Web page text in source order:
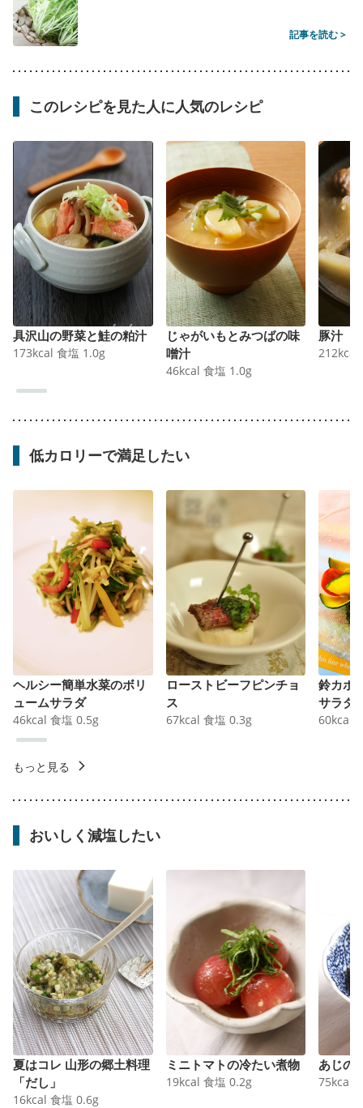
記事を読む >
このレシピを見た人に人気のレシピ
具沢山の野菜と鮭の粕汁
173kcal 食塩 1.0g
じゃがいもとみつばの味
噌汁
46kcal 食塩 1.0g
豚汁
212kcal
低カロリーで満足したい
ヘルシー簡単水菜のボリ
ュームサラダ
46kcal 食塩 0.5g
ローストビーフピンチョ
ス
67kcal 食塩 0.3g
鈴カボ
サラダ
60kcal
もっと見る
おいしく減塩したい
夏はコレ 山形の郷土料理
「だし」
16kcal 食塩 0.6g
ミニトマトの冷たい煮物
19kcal 食塩 0.2g
あじの
75kcal